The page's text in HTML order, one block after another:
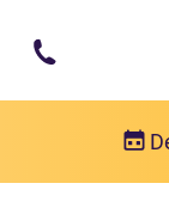
Passer au